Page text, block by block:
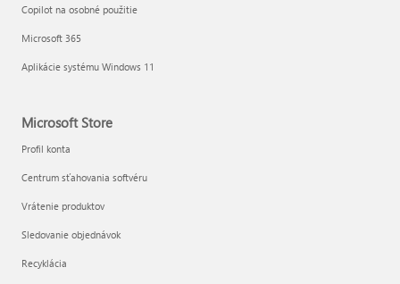
Copilot na osobné použitie
Microsoft 365
Aplikácie systému Windows 11
Microsoft Store
Profil konta
Centrum sťahovania softvéru
Vrátenie produktov
Sledovanie objednávok
Recyklácia